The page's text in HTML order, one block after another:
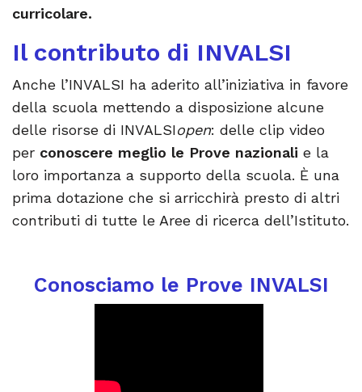
curricolare.
Il contributo di INVALSI
Anche l’INVALSI ha aderito all’iniziativa in favore
della scuola mettendo a disposizione alcune
delle risorse di INVALSIopen: delle clip video
per conoscere meglio le Prove nazionali e la
loro importanza a supporto della scuola. È una
prima dotazione che si arricchirà presto di altri
contributi di tutte le Aree di ricerca dell’Istituto.
Conosciamo le Prove INVALSI